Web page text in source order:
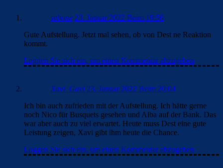
sebone 23. Januar 2022 Beim 19:56
Gute Aufstellung. Jetzt mal sehen, ob von Dest ne Reaktion
kommt.
Loggen Sie sich ein, um einen Kommentar abzugeben
Xavi_Gavi 23. Januar 2022 Beim 20:04
Ich bin auch zufrieden mit der Aufstellung. Ich hätte gerne
noch Nico für Busquets gesehen und Alba auf der Bank. Das
war aber auch zu viel erwartet. Heute muss Dest eine gute
Leistung zeigen, Xavi gibt ihm heute die Chance.
Loggen Sie sich ein, um einen Kommentar abzugeben